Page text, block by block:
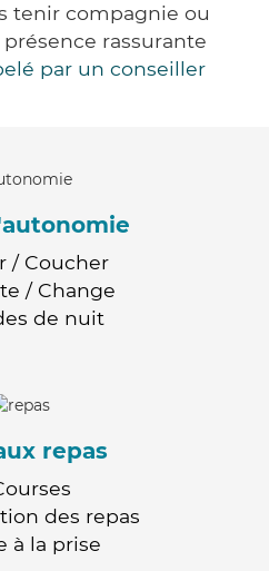
tenir compagnie ou
rassurante
par un conseiller
/ Coucher
/ Change
de nuit
repas
des repas
à la prise